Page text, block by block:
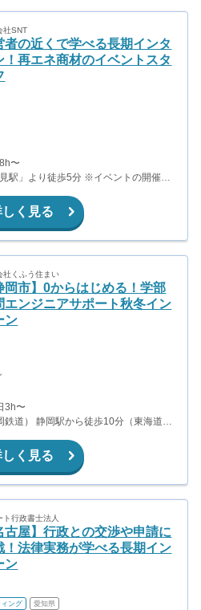
社SNT
者の近くで学べる長期インタ
！再エネ商材のイベントスタ
〜
駅」より徒歩5分 ※イベントの開催が
しく見る
社くふう住まい
岡市】0からはじめる！学部
エンジニアサポート秋冬イン
ン
3h〜
道） 静岡駅から徒歩10分（東海道本
しく見る
ト行政書士法人
古屋】行政との交渉や申請に
！法律実務が学べる長期イン
ン
ング 愛知県